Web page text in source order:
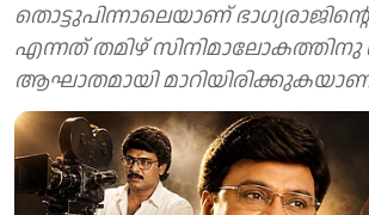
തൊട്ടുപിന്നാലെയാണ്
എന്നത് തമിഴ് സിനിമാലോകത്തിനു
ആഘാതമായി